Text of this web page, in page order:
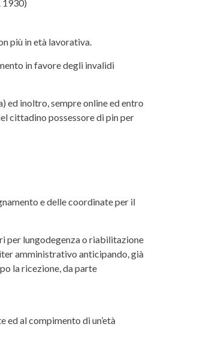
1930)
più in età lavorativa.
in favore degli invalidi
ed inoltro, sempre online ed entro
cittadino possessore di pin per
e delle coordinate per il
per lungodegenza o riabilitazione
amministrativo anticipando, già
la ricezione, da parte
ed al compimento di un’età